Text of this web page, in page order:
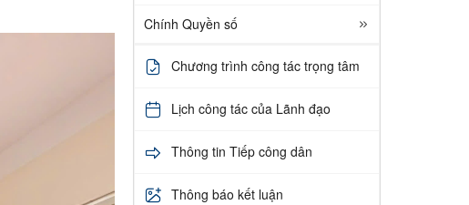
Chính Quyền số
Chương trình công tác trọng tâm
Lịch công tác của Lãnh đạo
Thông tin Tiếp công dân
Thông báo kết luận